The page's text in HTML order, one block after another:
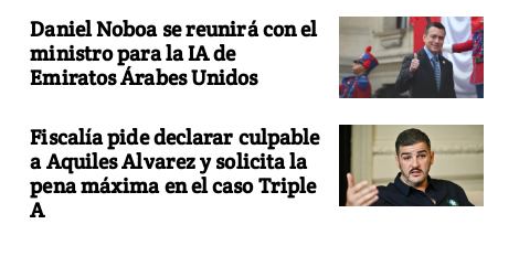
Daniel Noboa se reunirá con el
ministro para la IA de
Emiratos Árabes Unidos
Fiscalía pide declarar culpable
a Aquiles Alvarez y solicita la
pena máxima en el caso Triple
A